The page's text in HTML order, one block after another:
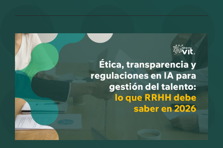
DE
AL
RÁPIDO,
NO
AL
MÁS
ADECUADO:
VS.